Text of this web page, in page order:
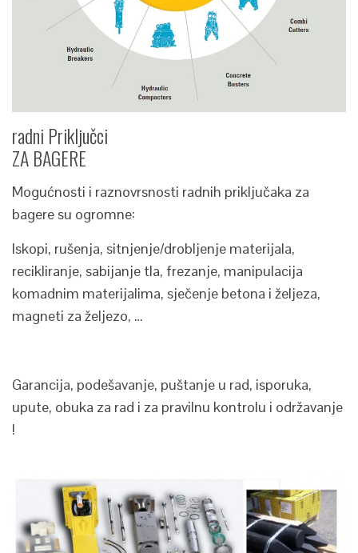
radni Priključci
ZA BAGERE
Mogućnosti i raznovrsnosti radnih priključaka za
bagere su ogromne:
Iskopi, rušenja, sitnjenje/drobljenje materijala,
recikliranje, sabijanje tla, frezanje, manipulacija
komadnim materijalima, sječenje betona i željeza,
magneti za željezo, …
Garancija, podešavanje, puštanje u rad, isporuka,
upute, obuka za rad i za pravilnu kontrolu i održavanje
!